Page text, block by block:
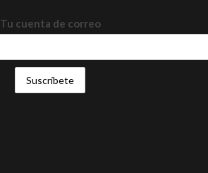
Tu cuenta de correo